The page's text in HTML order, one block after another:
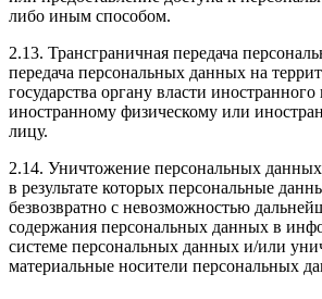
либо иным способом.
2.13. Трансграничная передача
передача персональных данных на
государства органу власти иностранного
иностранному физическому или
лицу.
2.14. Уничтожение персональных
в результате которых персональные
безвозвратно с невозможностью
содержания персональных данных в
системе персональных данных и/или
материальные носители персональных